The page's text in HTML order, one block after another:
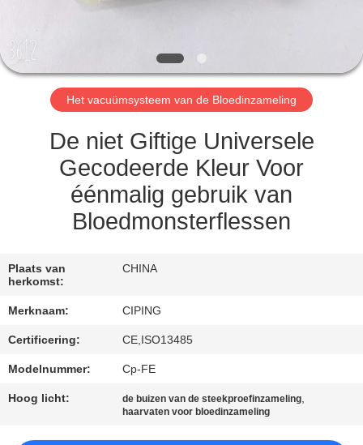
ONS
VERZOEK
CITAAT
SITEMAP
PRIVACY
POLICY
Het vacuümsysteem van de Bloedinzameling
De niet Giftige Universele
Gecodeerde Kleur Voor
éénmalig gebruik van
Bloedmonsterflessen
Plaats van
herkomst:
CHINA
Merknaam: CIPING
Certificering: CE,ISO13485
Modelnummer: Cp-FE
Hoog licht: de buizen van de steekproefinzameling,
haarvaten voor bloedinzameling